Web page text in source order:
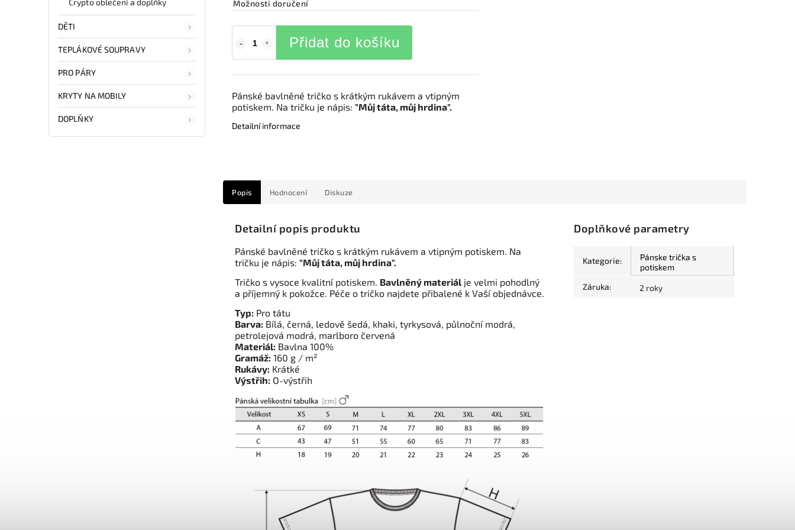
DĚTI
TEPLÁKOVÉ SOUPRAVY
PRO PÁRY
KRYTY NA MOBILY
DOPLŇKY
Možnosti doručení
Přidat do košíku
Pánské bavlněné tričko s krátkým rukávem a vtipným
potiskem. Na tričku je nápis: "Můj táta, můj hrdina".
Detailní informace
Popis Hodnocení Diskuze
Detailní popis produktu
Pánské bavlněné tričko s krátkým rukávem a vtipným potiskem. Na
tričku je nápis: "Můj táta, můj hrdina".
Tričko s vysoce kvalitní potiskem. Bavlněný materiál je velmi pohodlný
a příjemný k pokožce. Péče o tričko najdete přibalené k Vaší objednávce.
Typ: Pro tátu
Barva: Bílá, černá, ledově šedá, khaki, tyrkysová, půlnoční modrá,
petrolejová modrá, marlboro červená
Materiál: Bavlna 100%
Gramáž: 160 g / m²
Rukávy: Krátké
Výstřih: O-výstřih
Doplňkové parametry
Kategorie:
Pánske trička s
potiskem
Záruka: 2 roky